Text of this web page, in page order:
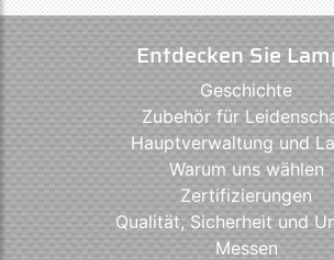
Entdecken Sie
Geschichte
Zubehör für
Hauptverwaltung und
Warum uns wählen
Zertifizierungen
Qualität, Sicherheit und
Messen